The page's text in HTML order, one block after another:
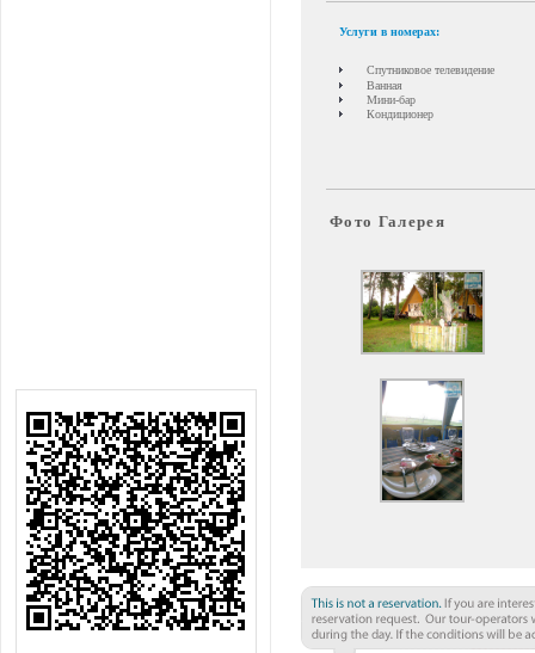
Услуги в номерах:
Спутниковое телевидение
Ванная
Мини-бар
Кондиционер
Фото Галерея